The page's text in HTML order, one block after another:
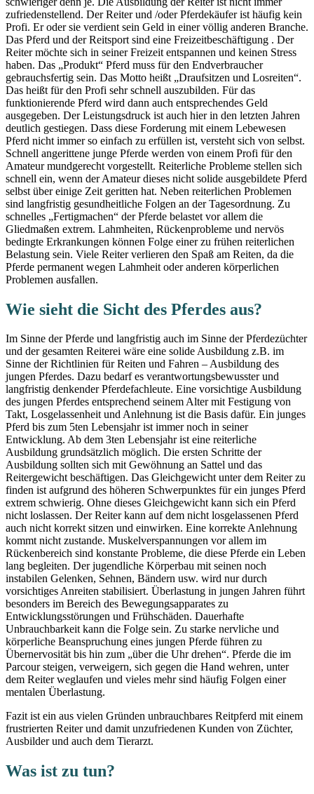
zufriedenstellend. Der Reiter und /oder Pferdekäufer ist häufig kein
Profi. Er oder sie verdient sein Geld in einer völlig anderen Branche.
Das Pferd und der Reitsport sind eine Freizeitbeschäftigung . Der
Reiter möchte sich in seiner Freizeit entspannen und keinen Stress
haben. Das „Produkt“ Pferd muss für den Endverbraucher
gebrauchsfertig sein. Das Motto heißt „Draufsitzen und Losreiten“.
Das heißt für den Profi sehr schnell auszubilden. Für das
funktionierende Pferd wird dann auch entsprechendes Geld
ausgegeben. Der Leistungsdruck ist auch hier in den letzten Jahren
deutlich gestiegen. Dass diese Forderung mit einem Lebewesen
Pferd nicht immer so einfach zu erfüllen ist, versteht sich von selbst.
Schnell angerittene junge Pferde werden von einem Profi für den
Amateur mundgerecht vorgestellt. Reiterliche Probleme stellen sich
schnell ein, wenn der Amateur dieses nicht solide ausgebildete Pferd
selbst über einige Zeit geritten hat. Neben reiterlichen Problemen
sind langfristig gesundheitliche Folgen an der Tagesordnung. Zu
schnelles „Fertigmachen“ der Pferde belastet vor allem die
Gliedmaßen extrem. Lahmheiten, Rückenprobleme und nervös
bedingte Erkrankungen können Folge einer zu frühen reiterlichen
Belastung sein. Viele Reiter verlieren den Spaß am Reiten, da die
Pferde permanent wegen Lahmheit oder anderen körperlichen
Problemen ausfallen.
Wie sieht die Sicht des Pferdes aus?
Im Sinne der Pferde und langfristig auch im Sinne der Pferdezüchter
und der gesamten Reiterei wäre eine solide Ausbildung z.B. im
Sinne der Richtlinien für Reiten und Fahren – Ausbildung des
jungen Pferdes. Dazu bedarf es verantwortungsbewusster und
langfristig denkender Pferdefachleute. Eine vorsichtige Ausbildung
des jungen Pferdes entsprechend seinem Alter mit Festigung von
Takt, Losgelassenheit und Anlehnung ist die Basis dafür. Ein junges
Pferd bis zum 5ten Lebensjahr ist immer noch in seiner
Entwicklung. Ab dem 3ten Lebensjahr ist eine reiterliche
Ausbildung grundsätzlich möglich. Die ersten Schritte der
Ausbildung sollten sich mit Gewöhnung an Sattel und das
Reitergewicht beschäftigen. Das Gleichgewicht unter dem Reiter zu
finden ist aufgrund des höheren Schwerpunktes für ein junges Pferd
extrem schwierig. Ohne dieses Gleichgewicht kann sich ein Pferd
nicht loslassen. Der Reiter kann auf dem nicht losgelassenen Pferd
auch nicht korrekt sitzen und einwirken. Eine korrekte Anlehnung
kommt nicht zustande. Muskelverspannungen vor allem im
Rückenbereich sind konstante Probleme, die diese Pferde ein Leben
lang begleiten. Der jugendliche Körperbau mit seinen noch
instabilen Gelenken, Sehnen, Bändern usw. wird nur durch
vorsichtiges Anreiten stabilisiert. Überlastung in jungen Jahren führt
besonders im Bereich des Bewegungsapparates zu
Entwicklungsstörungen und Frühschäden. Dauerhafte
Unbrauchbarkeit kann die Folge sein. Zu starke nervliche und
körperliche Beanspruchung eines jungen Pferde führen zu
Übernervosität bis hin zum „über die Uhr drehen“. Pferde die im
Parcour steigen, verweigern, sich gegen die Hand wehren, unter
dem Reiter weglaufen und vieles mehr sind häufig Folgen einer
mentalen Überlastung.
Fazit ist ein aus vielen Gründen unbrauchbares Reitpferd mit einem
frustrierten Reiter und damit unzufriedenen Kunden von Züchter,
Ausbilder und auch dem Tierarzt.
Was ist zu tun?